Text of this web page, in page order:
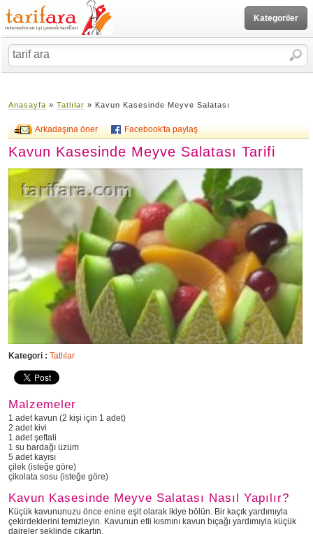
Kategoriler
Anasayfa » Tatlılar » Kavun Kasesinde Meyve Salatası
Arkadaşına öner Facebook'ta paylaş
Kavun Kasesinde Meyve Salatası Tarifi
Kategori : Tatlılar
Malzemeler
1 adet kavun (2 kişi için 1 adet)
2 adet kivi
1 adet şeftali
1 su bardağı üzüm
5 adet kayısı
çilek (isteğe göre)
çikolata sosu (isteğe göre)
Kavun Kasesinde Meyve Salatası Nasıl Yapılır?
Küçük kavununuzu önce enine eşit olarak ikiye bölün. Bir kaçık yardımıyla
çekirdeklerini temizleyin. Kavunun etli kısmını kavun bıçağı yardımıyla küçük
daireler şeklinde çıkartın.